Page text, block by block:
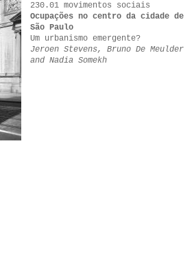
230.01 movimentos sociais
Ocupações no centro da cidade de
São Paulo
Um urbanismo emergente?
Jeroen Stevens, Bruno De Meulder
and Nadia Somekh